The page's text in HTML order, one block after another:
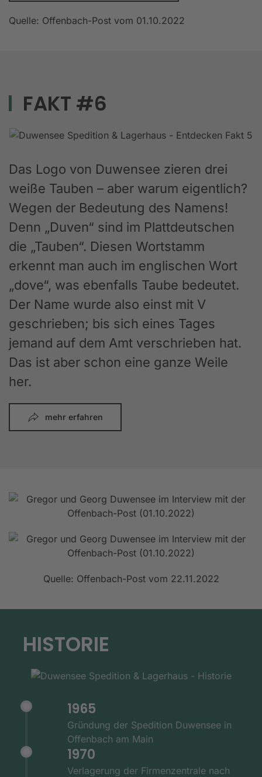
Quelle: Offenbach-Post vom 01.10.2022
FAKT #6
Das Logo von Duwensee zieren drei
weiße Tauben – aber warum eigentlich?
Wegen der Bedeutung des Namens!
Denn „Duven“ sind im Plattdeutschen
die „Tauben“. Diesen Wortstamm
erkennt man auch im englischen Wort
„dove“, was ebenfalls Taube bedeutet.
Der Name wurde also einst mit V
geschrieben; bis sich eines Tages
jemand auf dem Amt verschrieben hat.
Das ist aber schon eine ganze Weile
her.
mehr erfahren
Quelle: Offenbach-Post vom 22.11.2022
HISTORIE
1965
Gründung der Spedition Duwensee in
Offenbach am Main
1970
Verlagerung der Firmenzentrale nach